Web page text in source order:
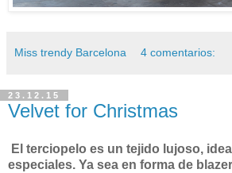
Miss trendy Barcelona 4 comentarios:
23.12.15
Velvet for Christmas
El terciopelo es un tejido lujoso,
especiales. Ya sea en forma de